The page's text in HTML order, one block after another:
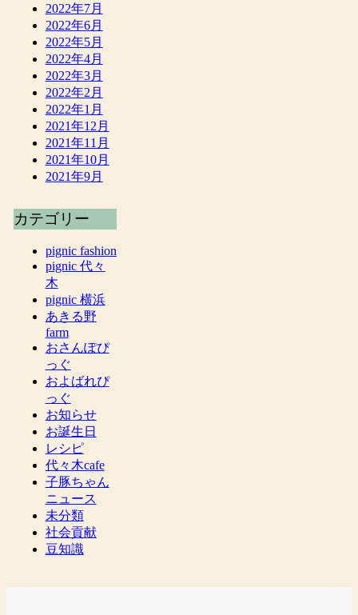
2022年7月
2022年6月
2022年5月
2022年4月
2022年3月
2022年2月
2022年1月
2021年12月
2021年11月
2021年10月
2021年9月
カテゴリー
pignic fashion
pignic 代々
木
pignic 横浜
あきる野
farm
おさんぽぴ
っぐ
およばれぴ
っぐ
お知らせ
お誕生日
レシピ
代々木cafe
子豚ちゃん
ニュース
未分類
社会貢献
豆知識